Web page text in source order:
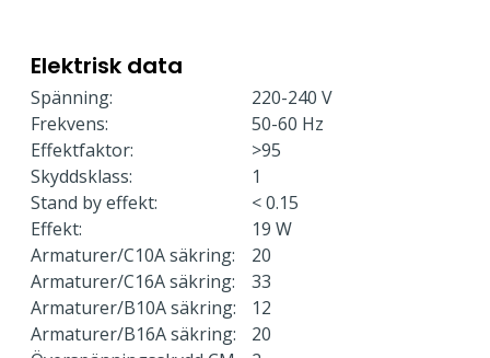
Elektrisk data
Spänning:
220-240 V
Frekvens:
50-60 Hz
Effektfaktor:
>95
Skyddsklass:
1
Stand by effekt:
< 0.15
Effekt:
19 W
Armaturer/C10A säkring:
20
Armaturer/C16A säkring:
33
Armaturer/B10A säkring:
12
Armaturer/B16A säkring:
20